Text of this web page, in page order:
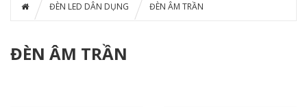
ĐÈN LED DÂN DỤNG ĐÈN ÂM TRẦN
ĐÈN ÂM TRẦN